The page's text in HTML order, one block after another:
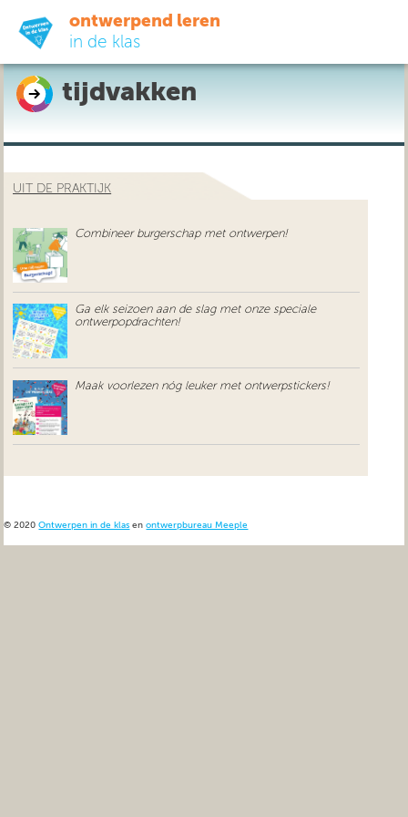
ontwerpend leren
in de klas
ready-to-go
do-it-yourself
uit de praktijk
over ons
tijdvakken
UIT DE PRAKTIJK
Combineer burgerschap met ontwerpen!
Ga elk seizoen aan de slag met onze speciale
ontwerpopdrachten!
Maak voorlezen nóg leuker met ontwerpstickers!
© 2020Ontwerpen in de klas enontwerpbureau Meeple